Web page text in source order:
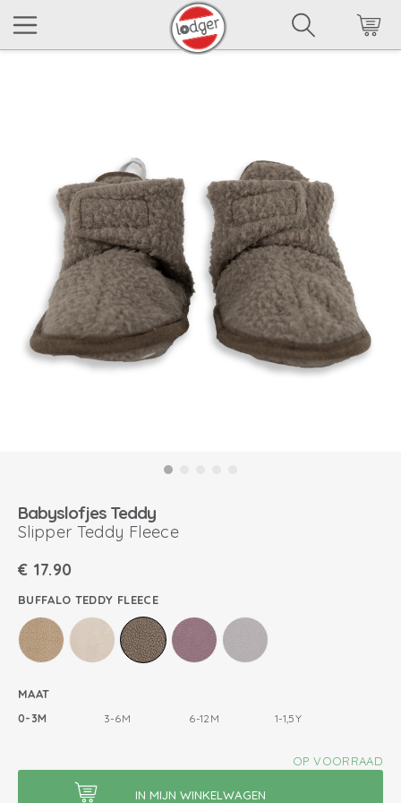
Babyslofjes Teddy
Slipper Teddy Fleece
€ 17.90
BUFFALO TEDDY FLEECE
MAAT
0-3M 3-6M 6-12M 1-1,5Y
OP VOORRAAD